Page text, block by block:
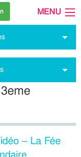
MENU
– La Fée